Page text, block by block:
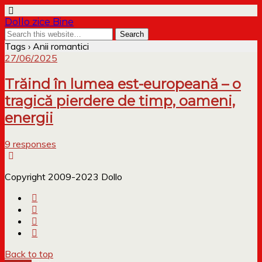
Dollo zice Bine
Tags › Anii romantici
27/06/2025
Trăind în lumea est-europeană – o
tragică pierdere de timp, oameni,
energii
9 responses
Copyright 2009-2023 Dollo
Back to top